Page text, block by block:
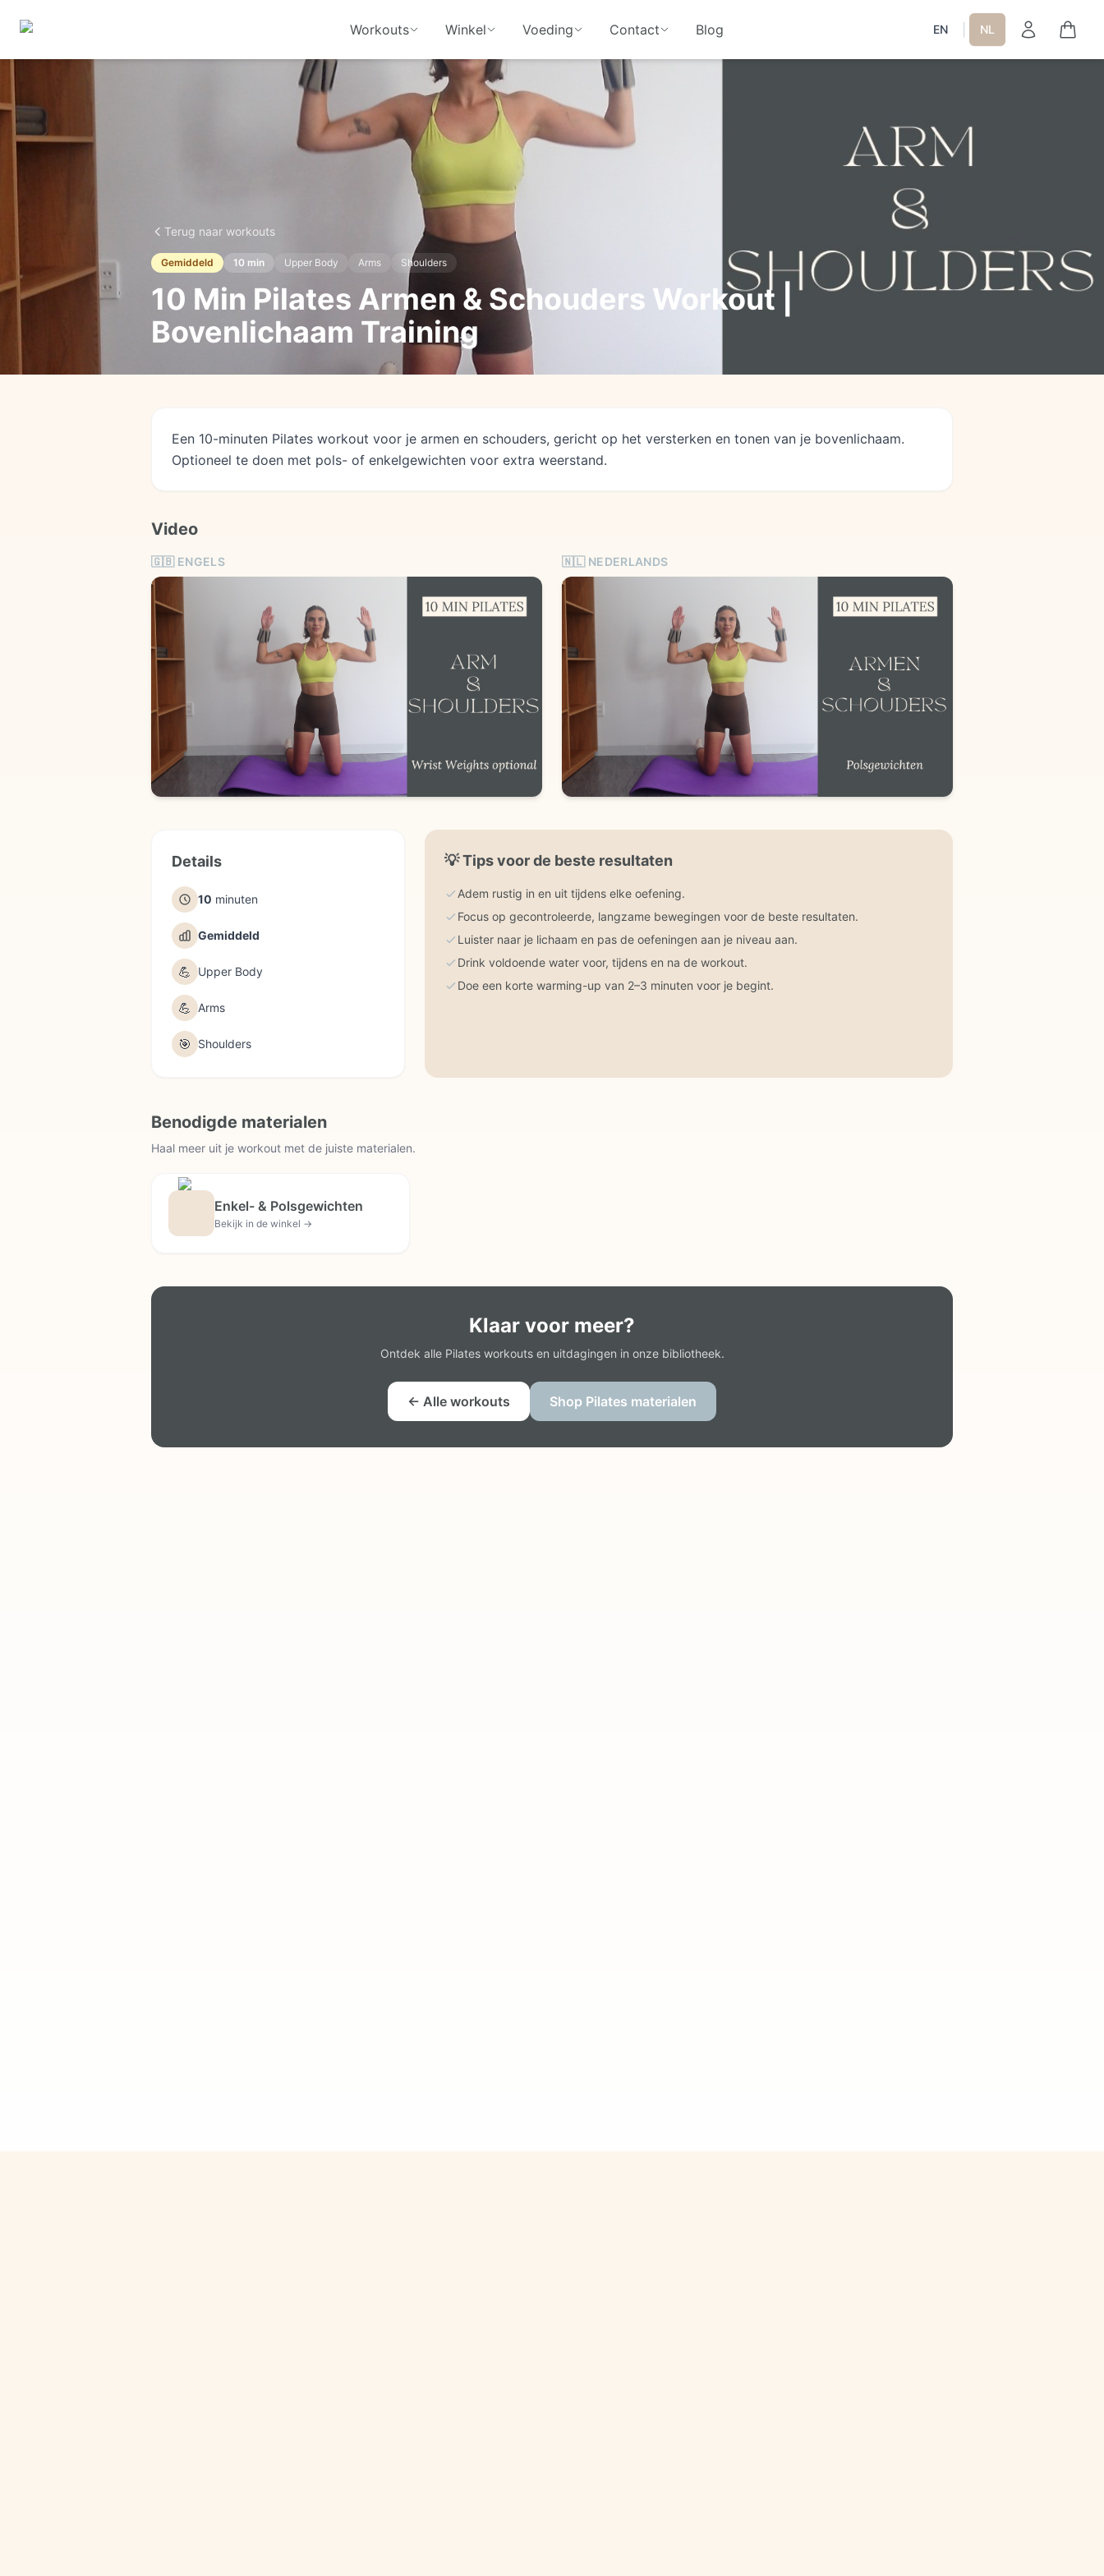
Workouts Winkel Voeding Contact Blog EN NL
Terug naar workouts
Gemiddeld 10 min Upper Body Arms Shoulders
10 Min Pilates Armen & Schouders Workout |
Bovenlichaam Training
Een 10-minuten Pilates workout voor je armen en schouders, gericht op het versterken en tonen van je bovenlichaam.
Optioneel te doen met pols- of enkelgewichten voor extra weerstand.
Video
🇬🇧 ENGELS 🇳🇱 NEDERLANDS
Details
10 minuten
Gemiddeld
💪 Upper Body
💪 Arms
🎯 Shoulders
💡Tips voor de beste resultaten
Adem rustig in en uit tijdens elke oefening.
Focus op gecontroleerde, langzame bewegingen voor de beste resultaten.
Luister naar je lichaam en pas de oefeningen aan je niveau aan.
Drink voldoende water voor, tijdens en na de workout.
Doe een korte warming-up van 2–3 minuten voor je begint.
Benodigde materialen
Haal meer uit je workout met de juiste materialen.
Enkel- & Polsgewichten
Bekijk in de winkel →
Klaar voor meer?
Ontdek alle Pilates workouts en uitdagingen in onze bibliotheek.
← Alle workouts Shop Pilates materialen